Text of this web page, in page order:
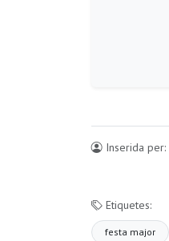
Inserida per:
Etiquetes:
festa major